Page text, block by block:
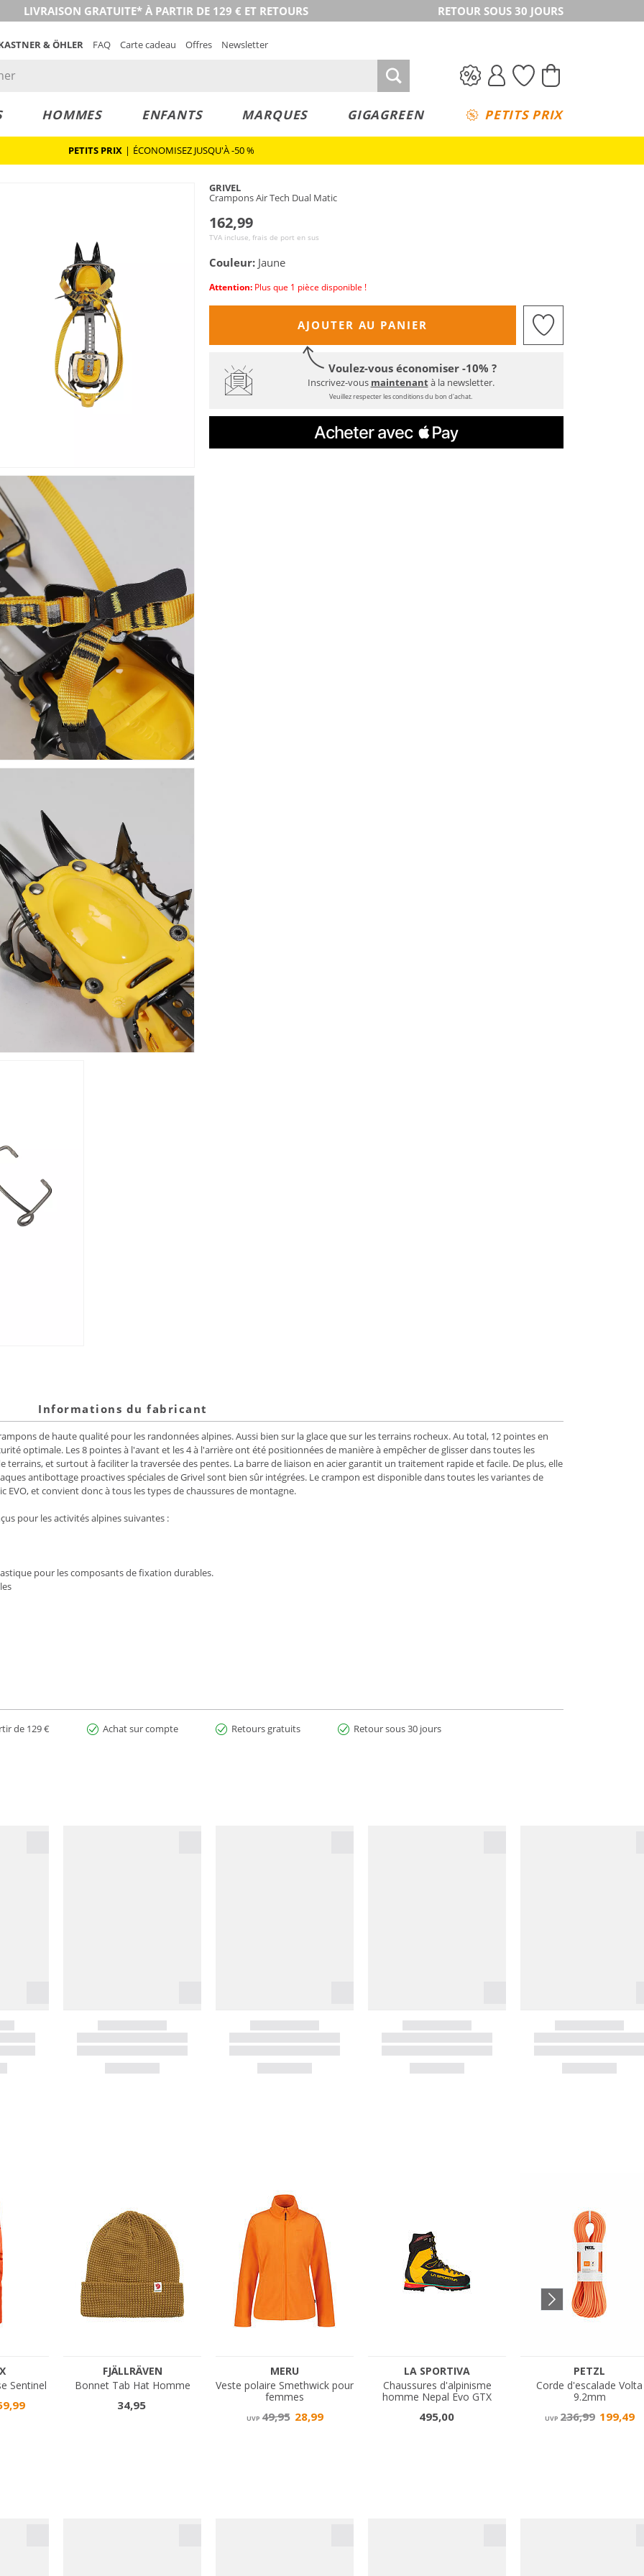
LIVRAISON GRATUITE* À PARTIR DE 129 € ET RETOURS RETOUR SOUS 30 JOURS
& ÖHLER FAQ Carte cadeau Offres Newsletter
HOMMES ENFANTS MARQUES GIGAGREEN PETITS PRIX
PETITS PRIX | ÉCONOMISEZ JUSQU'À -50 %
GRIVEL
Crampons Air Tech Dual Matic
162,99
TVA incluse, frais de port en sus
Couleur: Jaune
Attention: Plus que 1 pièce disponible !
AJOUTER AU PANIER
Voulez-vous économiser -10% ?
Inscrivez-vous maintenantà la newsletter.
Veuillez respecter les conditions du bon d'achat.
Informations du fabricant
de haute qualité pour les randonnées alpines. Aussi bien sur la glace que sur les terrains rocheux. Au total, 12 pointes en
optimale. Les 8 pointes à l'avant et les 4 à l'arrière ont été positionnées de manière à empêcher de glisser dans toutes les
et surtout à faciliter la traversée des pentes. La barre de liaison en acier garantit un traitement rapide et facile. De plus, elle
antibottage proactives spéciales de Grivel sont bien sûr intégrées. Le crampon est disponible dans toutes les variantes de
EVO, et convient donc à tous les types de chaussures de montagne.
pour les activités alpines suivantes :
pour les composants de fixation durables.
Classic EVO, **Neu-MNew-Matic EVO, et **Cramp-O-MaCramp-O-Matic EVO- compatible mi
stabilité, sécurité et adaptabilité pour répondre aux exigences élevées des alpinistes.
de 129 € Achat sur compte Retours gratuits Retour sous 30 jours